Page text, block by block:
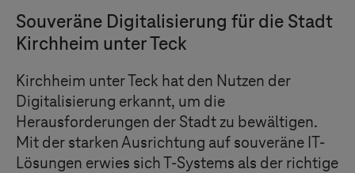
Souveräne Digitalisierung für die Stadt
Kirchheim unter Teck
Kirchheim unter Teck hat den Nutzen der
Digitalisierung erkannt, um die
Herausforderungen der Stadt zu bewältigen.
Mit der starken Ausrichtung auf souveräne IT-
Lösungen erwies sichT-Systems als der richtige